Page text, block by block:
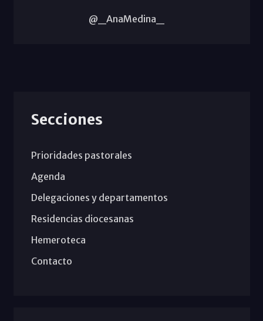
@_AnaMedina_
Secciones
Prioridades pastorales
Agenda
Delegaciones y departamentos
Residencias diocesanas
Hemeroteca
Contacto